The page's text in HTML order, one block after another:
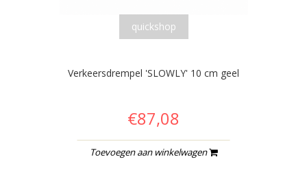
quickshop
Verkeersdrempel 'SLOWLY' 10 cm geel
€87,08
Toevoegen aan winkelwagen